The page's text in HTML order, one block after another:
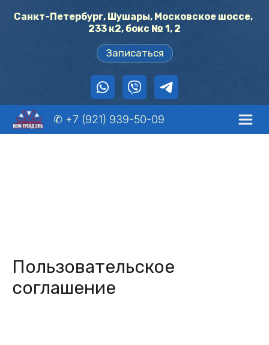
Санкт-Петербург, Шушары, Московское шоссе,
233 к2, бокс № 1, 2
Записаться
✆ +7 (921) 939-50-09
Пользовательское
соглашение